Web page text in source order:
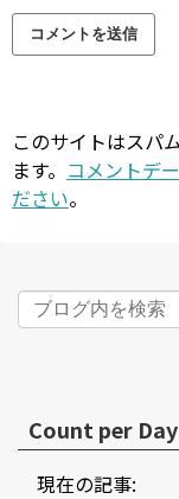
このサイトはスパ
ます。 コメントデ
ださい。
Count per Day
現在の記事: